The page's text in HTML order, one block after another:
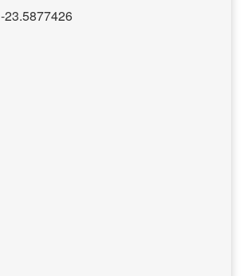
-23.5877426